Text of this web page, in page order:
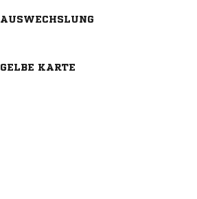
AUSWECHSLUNG
GELBE KARTE